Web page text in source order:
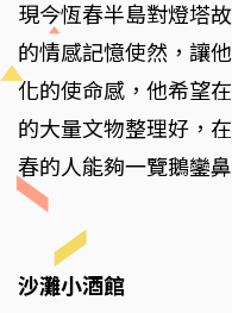
現今恆春半島對燈塔
的情感記憶使然，讓
化的使命感，他希望
的大量文物整理好，
春的人能夠一覽鵝鑾
沙灘小酒館